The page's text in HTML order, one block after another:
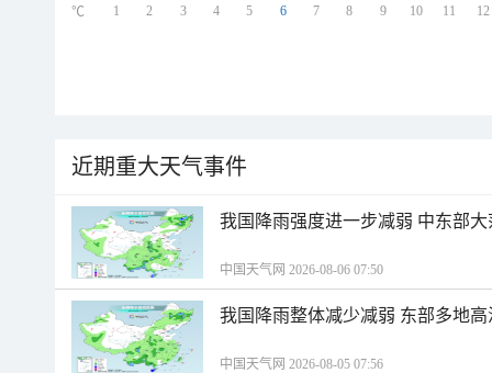
1 2 3 4 5 6 7 8 9 10 11 12
℃
近期重大天气事件
我国降雨强度进一步减弱 中东部
中国天气网 2026-08-06 07:50
我国降雨整体减少减弱 东部多地
中国天气网 2026-08-05 07:56